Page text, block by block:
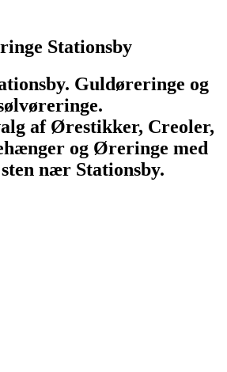
Stationsby
Guldøreringe og
af Ørestikker, Creoler,
og Øreringe med
nær Stationsby.